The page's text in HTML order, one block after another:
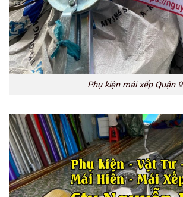
Phụ kiện mái xếp Quận 9